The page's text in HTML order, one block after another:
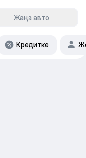
Жаңа авто
Кредитке